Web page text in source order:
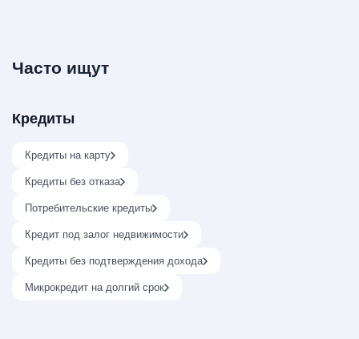
Часто ищут
Кредиты
Кредиты на карту
Кредиты без отказа
Потребительские кредиты
Кредит под залог недвижимости
Кредиты без подтверждения дохода
Микрокредит на долгий срок